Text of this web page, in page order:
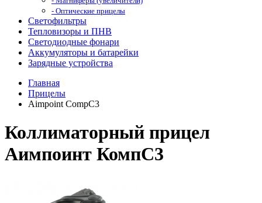
- Оптические прицелы
Светофильтры
Тепловизоры и ПНВ
Светодиодные фонари
Аккумуляторы и батарейки
Зарядные устройства
Главная
Прицелы
Aimpoint CompC3
Коллиматорный прицел
Аимпоинт КомпС3